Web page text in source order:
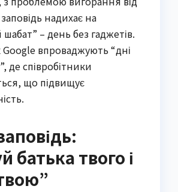
надихає на
– день без гаджетів.
Google впроваджують “дні
де співробітники
що підвищує
батька твого і